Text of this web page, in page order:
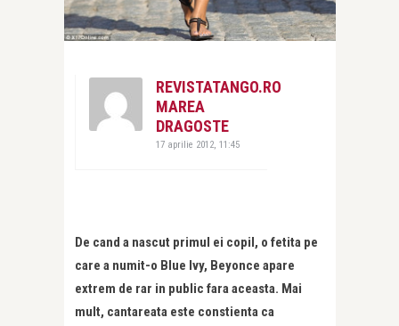
REVISTATANGO.RO
MAREA
DRAGOSTE
17 aprilie 2012, 11:45
De cand a nascut primul ei copil, o fetita pe
care a numit-o Blue Ivy, Beyonce apare
extrem de rar in public fara aceasta. Mai
mult, cantareata este constienta ca